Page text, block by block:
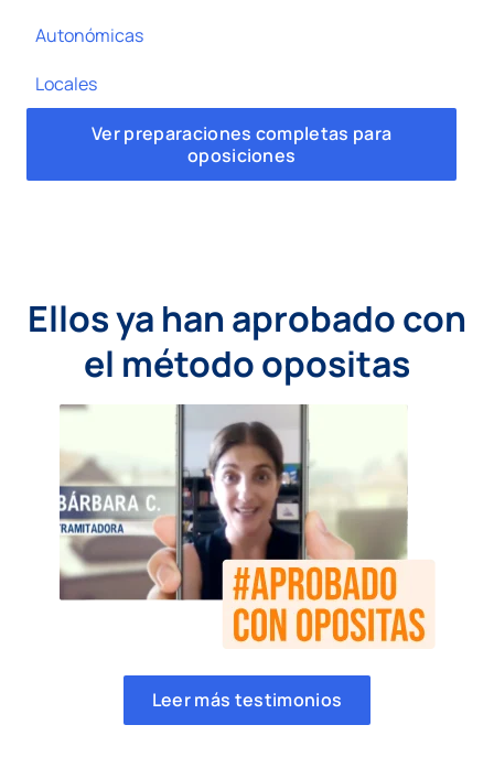
Autonómicas
Locales
Ver preparaciones completas para
oposiciones
Ellos ya han aprobado con
el método opositas
Leer más testimonios